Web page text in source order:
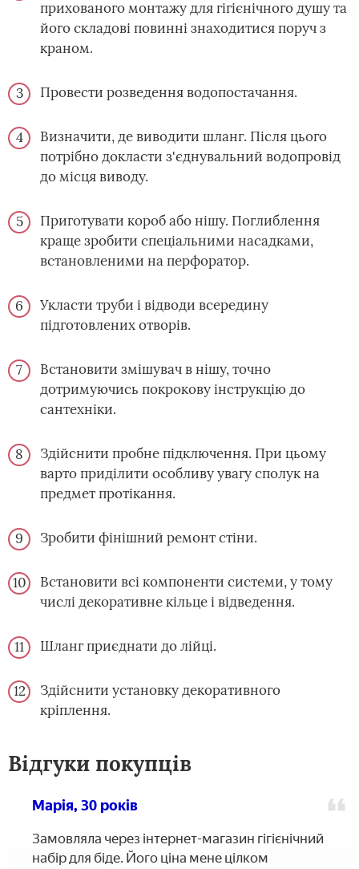
прихованого монтажу для гігієнічного душу та
його складові повинні знаходитися поруч з
краном.
Провести розведення водопостачання.
Визначити, де виводити шланг. Після цього
потрібно докласти з'єднувальний водопровід
до місця виводу.
Приготувати короб або нішу. Поглиблення
краще зробити спеціальними насадками,
встановленими на перфоратор.
Укласти труби і відводи всередину
підготовлених отворів.
Встановити змішувач в нішу, точно
дотримуючись покрокову інструкцію до
сантехніки.
Здійснити пробне підключення. При цьому
варто приділити особливу увагу сполук на
предмет протікання.
Зробити фінішний ремонт стіни.
Встановити всі компоненти системи, у тому
числі декоративне кільце і відведення.
Шланг приєднати до лійці.
Здійснити установку декоративного
кріплення.
Відгуки покупців
Марія, 30 років
Замовляла через інтернет-магазин гігієнічний
набір для біде. Його ціна мене цілком